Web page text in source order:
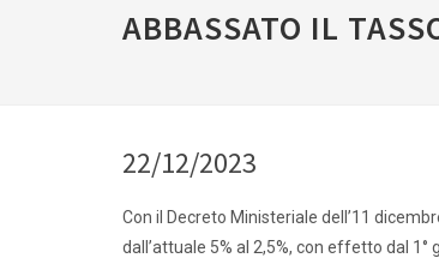
ABBASSATO IL
22/12/2023
Con il Decreto Ministeriale dell’11
dall’attuale 5% al 2,5%, con effetto dal 1°